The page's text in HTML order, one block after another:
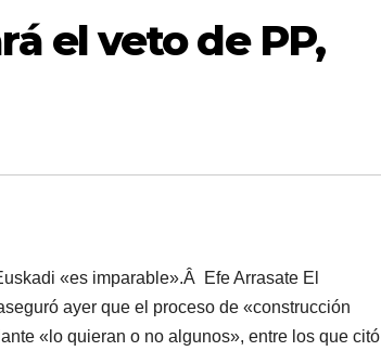
el veto de PP,
«es imparable».Â
Efe Arrasate El
ayer que el proceso de «construcción
«lo quieran o no algunos», entre los que citó